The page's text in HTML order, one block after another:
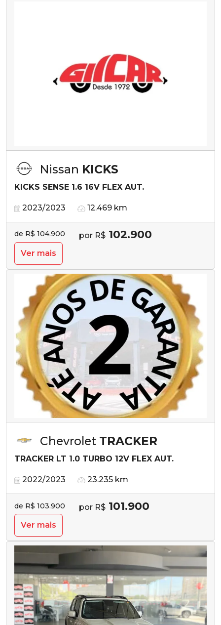
Nissan KICKS
KICKS SENSE 1.6 16V FLEX AUT.
2023/2023 12.469 km
de R$ 104.900 por R$ 102.900
Ver mais
Chevrolet TRACKER
TRACKER LT 1.0 TURBO 12V FLEX AUT.
2022/2023 23.235 km
de R$ 103.900 por R$ 101.900
Ver mais